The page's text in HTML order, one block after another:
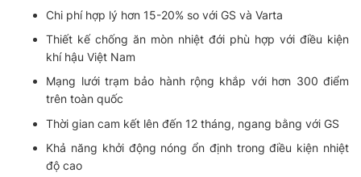
Chi phí hợp lý hơn 15-20% so với GS và Varta
Thiết kế chống ăn mòn nhiệt đới phù hợp với điều kiện
khí hậu Việt Nam
Mạng lưới trạm bảo hành rộng khắp với hơn 300 điểm
trên toàn quốc
Thời gian cam kết lên đến 12 tháng, ngang bằng với GS
Khả năng khởi động nóng ổn định trong điều kiện nhiệt
độ cao